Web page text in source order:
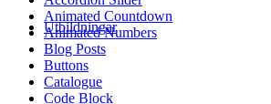
Utbildningar
Animated Countdown
Animated Numbers
Blog Posts
Buttons
Catalogue
Code Block